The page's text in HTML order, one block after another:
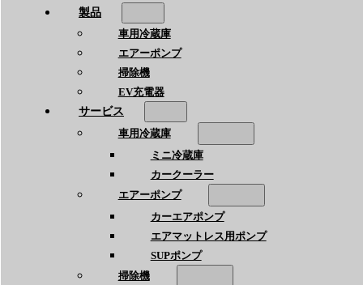
製品
車用冷蔵庫
エアーポンプ
掃除機
EV充電器
サービス
車用冷蔵庫
ミニ冷蔵庫
カークーラー
エアーポンプ
カーエアポンプ
エアマットレス用ポンプ
SUPポンプ
掃除機